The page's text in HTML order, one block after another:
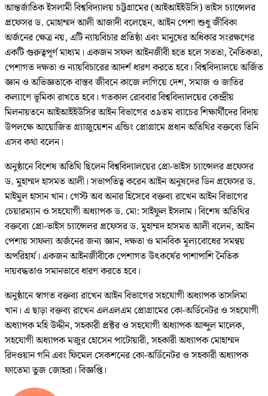
আন্তর্জাতিক ইসলামী বিশ্ববিদ্যালয় চট্টগ্রামের (আইআইইউসি) ভাইস চ্যান্সেলর
প্রফেসর ড. মোহাম্মদ আলী আজাদী বলেছেন, আইন পেশা শুধু জীবিকা
অর্জনের ক্ষেত্র নয়, এটি ন্যায়বিচার প্রতিষ্ঠা এবং মানুষের অধিকার সংরক্ষণের
একটি গুরুত্বপূর্ণ মাধ্যম। একজন সফল আইনজীবী হতে হলে সততা, নৈতিকতা,
পেশাগত দক্ষতা ও ন্যায়বিচারের আদর্শ ধারণ করতে হবে। বিশ্ববিদ্যালয়ে অর্জিত
জ্ঞান ও অভিজ্ঞতাকে বাস্তব জীবনে কাজে লাগিয়ে দেশ, সমাজ ও জাতির
কল্যাণে ভূমিকা রাখতে হবে। গতকাল রোববার বিশ্ববিদ্যালয়ের কেন্দ্রীয়
মিলনায়তনে আইআইইউসির আইন বিভাগের ৩৯তম ব্যাচের শিক্ষার্থীদের বিদায়
উপলক্ষে আয়োজিত গ্র্যাজুয়েশন এন্ডিং প্রোগ্রামে প্রধান অতিথির বক্তব্যে তিনি
এসব কথা বলেন।
অনুষ্ঠানে বিশেষ অতিথি ছিলেন বিশ্ববিদ্যালয়ের প্রো-ভাইস চ্যান্সেলর প্রফেসর
ড. মুহাম্মদ হাসমত আলী। সভাপতিত্ব করেন আইন অনুষদের ডিন প্রফেসর ড.
মাইমুল হাসান খান। গেস্ট অব অনার হিসেবে বক্তব্য রাখেন আইন বিভাগের
চেয়ারম্যান ও সহযোগী অধ্যাপক ড. মো: সাইফুল ইসলাম। বিশেষ অতিথির
বক্তব্যে প্রো-ভাইস চ্যান্সেলর প্রফেসর ড. মুহাম্মদ হাসমত আলী বলেন, আইন
পেশায় সাফল্য অর্জনের জন্য জ্ঞান, দক্ষতা ও মানবিক মূল্যবোধের সমন্বয়
অপরিহার্য। একজন আইনজীবীকে পেশাগত উৎকর্ষের পাশাপাশি নৈতিক
দায়বদ্ধতাও সমানভাবে ধারণ করতে হবে।
অনুষ্ঠানে স্বাগত বক্তব্য রাখেন আইন বিভাগের সহযোগী অধ্যাপক তাসলিমা
খান। এ ছাড়া বক্তব্য রাখেন এলএলএম প্রোগ্রামের কো-অর্ডিনেটর ও সহযোগী
অধ্যাপক মহি উদ্দীন, সহকারী প্রক্টর ও সহযোগী অধ্যাপক আব্দুল মালেক,
সহযোগী অধ্যাপক মজুর হোসেন পাটোয়ারী, সহকারী অধ্যাপক মোহাম্মদ
রিদওয়ান গনি এবং ফিমেল সেকশনের কো-অর্ডিনেটর ও সহকারী অধ্যাপক
ফাতেমা তুজ জোহরা। বিজ্ঞপ্তি।